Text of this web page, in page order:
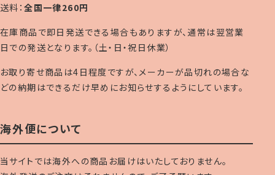
送料：全国一律260円
在庫商品で即日発送できる場合もありますが、通常は翌営業
日での発送となります。（土・日・祝日休業）
お取り寄せ商品は4日程度ですが、メーカーが品切れの場合な
どの納期はできるだけ早めにお知らせするようにしています。
海外便について
当サイトでは海外への商品お届けはいたしておりません。